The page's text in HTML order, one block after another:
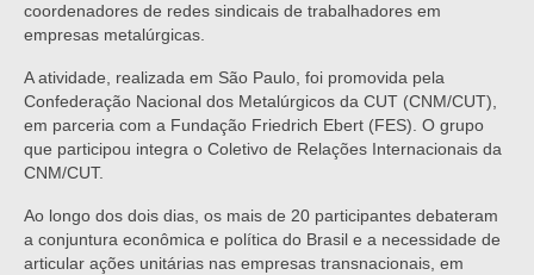
coordenadores de redes sindicais de trabalhadores em
empresas metalúrgicas.
A atividade, realizada em São Paulo, foi promovida pela
Confederação Nacional dos Metalúrgicos da CUT (CNM/CUT),
em parceria com a Fundação Friedrich Ebert (FES). O grupo
que participou integra o Coletivo de Relações Internacionais da
CNM/CUT.
Ao longo dos dois dias, os mais de 20 participantes debateram
a conjuntura econômica e política do Brasil e a necessidade de
articular ações unitárias nas empresas transnacionais, em